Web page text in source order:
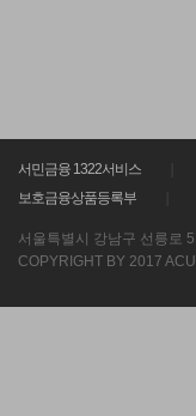
서민금융 1322서비스
보호금융상품등록부
서울특별시 강남구 선릉로
COPYRIGHT BY 2017